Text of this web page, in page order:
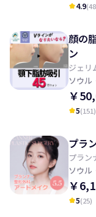
kid_star4.9(48
顔の
ン
ジェリ
ソウル
￥
kid_star5(151)
プラ
プラン
ソウル
￥
kid_star5(25)